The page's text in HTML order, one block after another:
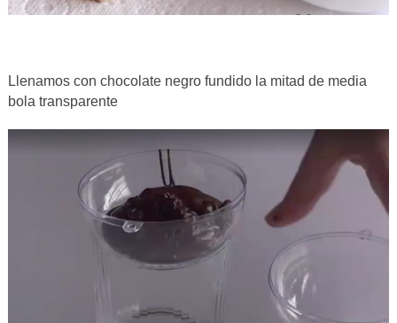
Llenamos con chocolate negro fundido la mitad de media
bola transparente